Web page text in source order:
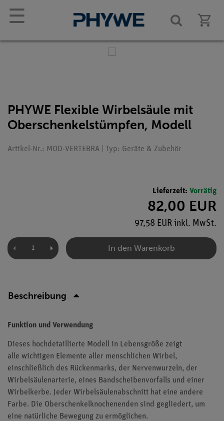
☰
PHYWE Flexible Wirbelsäule mit
Oberschenkelstümpfen, Modell
Artikel-Nr.: MOD-VERTEBRA | Typ: Geräte & Zubehör
Lieferzeit: Vorrätig
82,00 EUR
97,58 EUR inkl. MwSt.
In den Warenkorb
Beschreibung
Funktion und Verwendung
Dieses hochdetaillierte Modell in Lebensgröße zeigt
alle wichtigen Elemente aller menschlichen Wirbel,
einschließlich des Rückenmarks, der Nervenwurzeln, der
Wirbelsäulenarterie, eines Bandscheibenvorfalls und einer
Wirbelkerbe. Jeder Wirbelsäulenabschnitt hat eine andere
Farbe. Die Oberschenkelknochenenden sind gegliedert, um
eine natürliche Bewegung zu ermöglichen.